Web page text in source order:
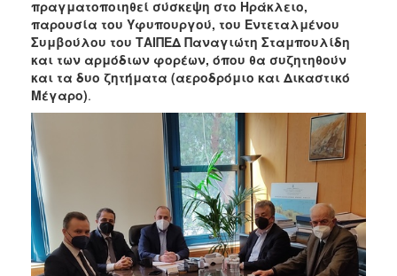
πραγματοποιηθεί σύσκεψη στο Ηράκλειο,
παρουσία του Υφυπουργού, του Εντεταλμένου
Συμβούλου του ΤΑΙΠΕΔ Παναγιώτη Σταμπουλίδη
και των αρμόδιων φορέων, όπου θα συζητηθούν
και τα δυο ζητήματα (αεροδρόμιο και Δικαστικό
Μέγαρο).